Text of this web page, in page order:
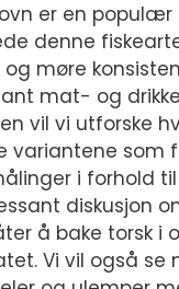
er en populær
denne
møre
mat- og
vil vi utforske
variantene som
i forhold
diskusjon
å bake torsk i
Vi vil også